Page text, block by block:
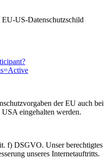
US-Datenschutzschild
der EU auch bei
eingehalten werden.
f) DSGVO. Unser berechtigtes
unseres Internetauftritts.